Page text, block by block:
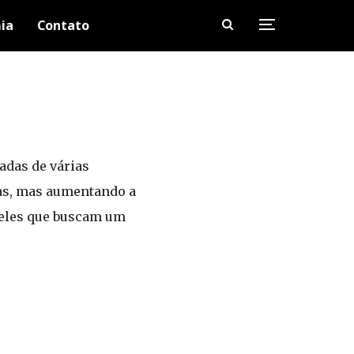
Contato
de várias
mas aumentando a
que buscam um